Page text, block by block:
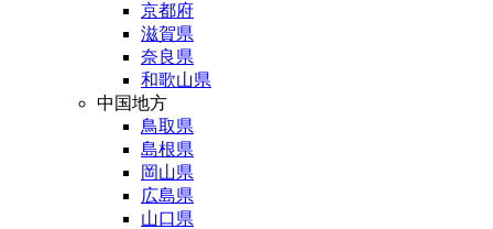
京都府
滋賀県
奈良県
和歌山県
中国地方
鳥取県
島根県
岡山県
広島県
山口県